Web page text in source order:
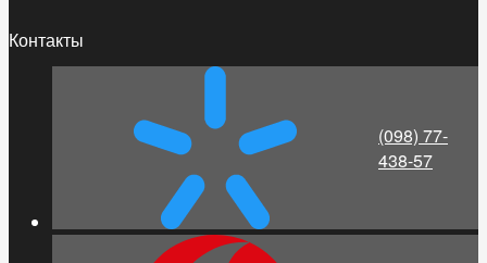
Контакты
(098) 77-
438-57